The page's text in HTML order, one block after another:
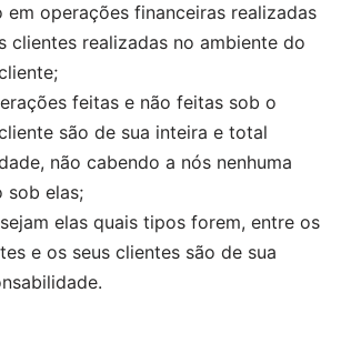
operações financeiras realizadas
clientes realizadas no ambiente do
feitas e não feitas sob o
são de sua inteira e total
não cabendo a nós nenhuma
sob elas;
elas quais tipos forem, entre os
e os seus clientes são de sua